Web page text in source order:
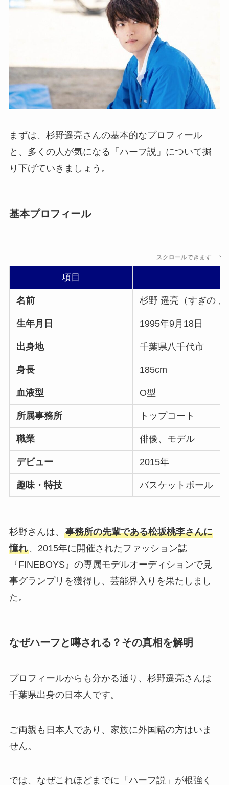
まずは、杉野遥亮さんの基本的なプロフィール
と、多くの人が気になる「ハーフ説」について掘
り下げていきましょう。
基本プロフィール
スクロールできます
項目
名前 杉野 遥亮（すぎの
生年月日 1995年9月18日
出身地 千葉県八千代市
身長 185cm
血液型 O型
所属事務所 トップコート
職業 俳優、モデル
デビュー 2015年
趣味・特技 バスケットボール
杉野さんは、 事務所の先輩である松坂桃李さんに
憧れ、2015年に開催されたファッション誌
『FINEBOYS』の専属モデルオーディションで見
事グランプリを獲得し、芸能界入りを果たしまし
た。
なぜハーフと噂される？その真相を解明
プロフィールからも分かる通り、杉野遥亮さんは
千葉県出身の日本人です。
ご両親も日本人であり、家族に外国籍の方はいま
せん。
では、なぜこれほどまでに「ハーフ説」が根強く